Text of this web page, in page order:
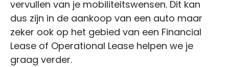
vervullen van je mobiliteitswensen. Dit kan
dus zijn in de aankoop van een auto maar
zeker ook op het gebied van een Financial
Lease of Operational Lease helpen we je
graag verder.